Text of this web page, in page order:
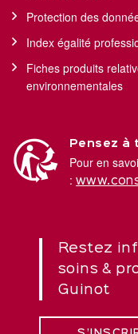
Protection des
Index égalité
Fiches produits
environnementales
Pensez à
Pour en
:
Restez
soins &
Guinot